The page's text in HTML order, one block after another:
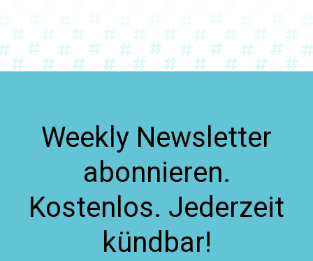
Weekly Newsletter
abonnieren.
Kostenlos. Jederzeit
kündbar!